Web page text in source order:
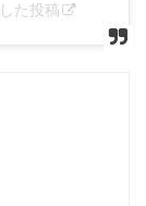
た投稿